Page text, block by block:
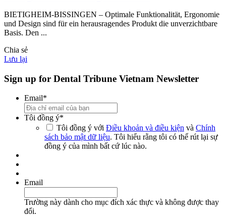
BIETIGHEIM-BISSINGEN – Optimale Funktionalität, Ergonomie
und Design sind für ein herausragendes Produkt die unverzichtbare
Basis. Den ...
Chia sẻ
Lưu lại
Sign up for Dental Tribune Vietnam Newsletter
Email*
Tôi đồng ý*
Tôi đồng ý với Điều khoản và điều kiện và Chính
sách bảo mật dữ liệu. Tôi hiểu rằng tôi có thể rút lại sự
đồng ý của mình bất cứ lúc nào.
Email
Trường này dành cho mục đích xác thực và không được thay
đổi.